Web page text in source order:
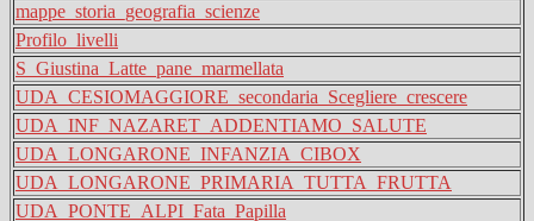
mappe_storia_geografia_scienze
Profilo_livelli
S_Giustina_Latte_pane_marmellata
UDA_CESIOMAGGIORE_secondaria_Scegliere_crescere
UDA_INF_NAZARET_ADDENTIAMO_SALUTE
UDA_LONGARONE_INFANZIA_CIBOX
UDA_LONGARONE_PRIMARIA_TUTTA_FRUTTA
UDA_PONTE_ALPI_Fata_Papilla